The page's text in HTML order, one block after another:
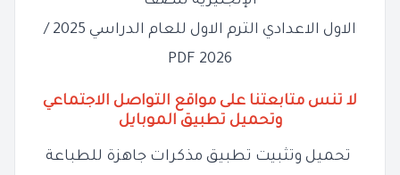
الاول الاعدادي الترم الاول للعام الدراسي 2025 /
2026 PDF
لا تنس متابعتنا على مواقع التواصل الاجتماعي
وتحميل تطبيق الموبايل
تحميل وتثبيت تطبيق مذكرات جاهزة للطباعة